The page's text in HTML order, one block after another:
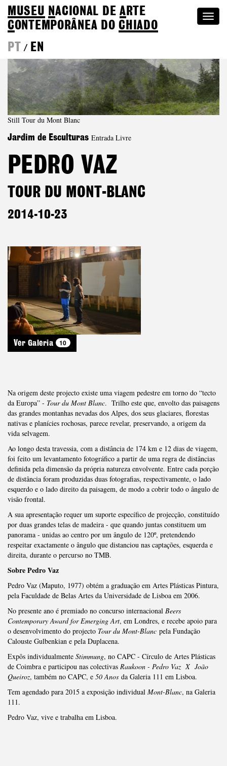
MUSEU NACIONAL DEA RTE
CONTEMPORÂNEA DOCHIADO
PT
/ EN
Still Tour du Mont Blanc
Jardim de Esculturas Entrada Livre
PEDRO VAZ
TOUR DU MONT-BLANC
2014-10-23
Ver Galeria 10
Na origem deste projecto existe uma viagem pedestre em torno do “tecto
da Europa” - Tour du Mont Blanc. Trilho este que, envolto das paisagens
das grandes montanhas nevadas dos Alpes, dos seus glaciares, florestas
nativas e planícies rochosas, parece revelar, preservando, a origem da
vida selvagem.
Ao longo desta travessia, com a distância de 174 km e 12 dias de viagem,
foi feito um levantamento fotográfico a partir de uma regra de distâncias
definida pela dimensão da própria natureza envolvente. Entre cada porção
de distância foram produzidas duas fotografias, respectivamente, o lado
esquerdo e o lado direito da paisagem, de modo a cobrir todo o ângulo de
visão frontal.
A sua apresentação requer um suporte específico de projecção, constituído
por duas grandes telas de madeira - que quando juntas constituem um
panorama - unidas ao centro por um ângulo de 120º, pretendendo
respeitar exactamente o ângulo que distanciou nas captações, esquerda e
direita, durante o percurso no TMB.
Sobre Pedro Vaz
Pedro Vaz (Maputo, 1977) obtém a graduação em Artes Plásticas Pintura,
pela Faculdade de Belas Artes da Universidade de Lisboa em 2006.
No presente ano é premiado no concurso internacional Beers
Contemporary Award for Emerging Art, em Londres, e recebe apoio para
o desenvolvimento do projecto Tour du Mont-Blanc pela Fundação
Calouste Gulbenkian e pela Duplacena.
Expôs individualmente Stimmung, no CAPC - Círculo de Artes Plásticas
de Coimbra e participou nas colectivas Raukoon - Pedro Vaz X João
Queiroz, também no CAPC, e 50 Anos da Galeria 111 em Lisboa.
Tem agendado para 2015 a exposição individual Mont-Blanc, na Galeria
111.
Pedro Vaz, vive e trabalha em Lisboa.